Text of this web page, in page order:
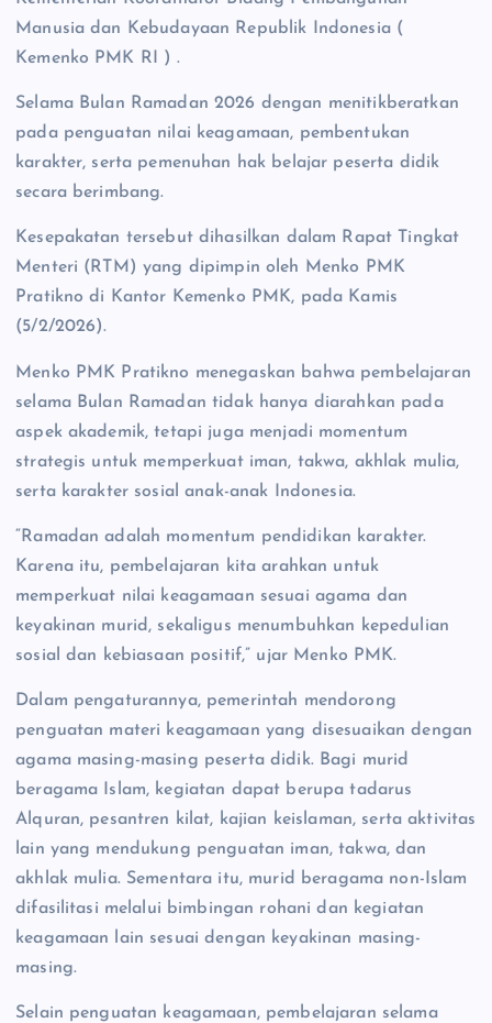
Manusia dan Kebudayaan Republik Indonesia (
Kemenko PMK RI ) .
Selama Bulan Ramadan 2026 dengan menitikberatkan
pada penguatan nilai keagamaan, pembentukan
karakter, serta pemenuhan hak belajar peserta didik
secara berimbang.
Kesepakatan tersebut dihasilkan dalam Rapat Tingkat
Menteri (RTM) yang dipimpin oleh Menko PMK
Pratikno di Kantor Kemenko PMK, pada Kamis
(5/2/2026).
Menko PMK Pratikno menegaskan bahwa pembelajaran
selama Bulan Ramadan tidak hanya diarahkan pada
aspek akademik, tetapi juga menjadi momentum
strategis untuk memperkuat iman, takwa, akhlak mulia,
serta karakter sosial anak-anak Indonesia.
“Ramadan adalah momentum pendidikan karakter.
Karena itu, pembelajaran kita arahkan untuk
memperkuat nilai keagamaan sesuai agama dan
keyakinan murid, sekaligus menumbuhkan kepedulian
sosial dan kebiasaan positif,” ujar Menko PMK.
Dalam pengaturannya, pemerintah mendorong
penguatan materi keagamaan yang disesuaikan dengan
agama masing-masing peserta didik. Bagi murid
beragama Islam, kegiatan dapat berupa tadarus
Alquran, pesantren kilat, kajian keislaman, serta aktivitas
lain yang mendukung penguatan iman, takwa, dan
akhlak mulia. Sementara itu, murid beragama non-Islam
difasilitasi melalui bimbingan rohani dan kegiatan
keagamaan lain sesuai dengan keyakinan masing-
masing.
Selain penguatan keagamaan, pembelajaran selama